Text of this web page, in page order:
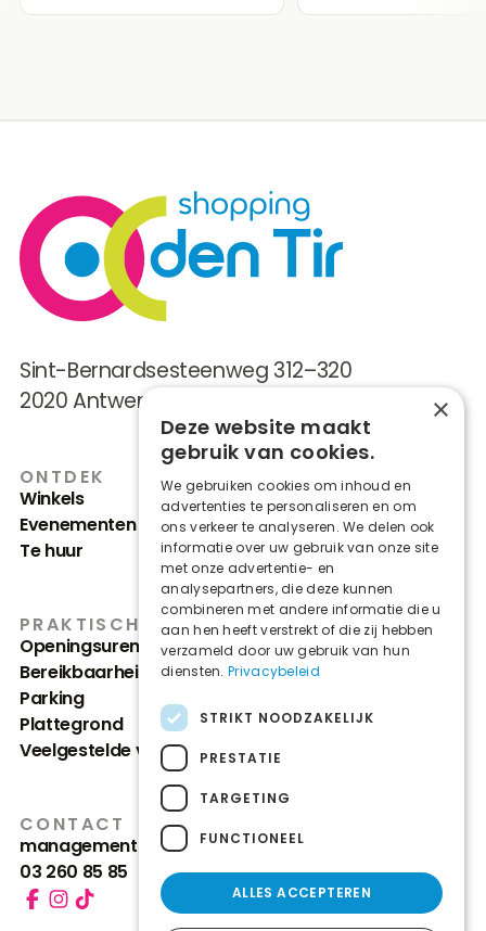
Sint-Bernardsesteenweg 312–320
2020 Antwerpen (Kiel)
ONTDEK
Winkels
Evenementen & nieuws
Te huur
PRAKTISCH
Openingsuren
Bereikbaarheid
Parking
Plattegrond
Veelgestelde vragen
CONTACT
management@dentirshopping.be
03 260 85 85
×
Deze website maakt
gebruik van cookies.
We gebruiken cookies om inhoud en
advertenties te personaliseren en om
ons verkeer te analyseren. We delen ook
informatie over uw gebruik van onze site
met onze advertentie- en
analysepartners, die deze kunnen
combineren met andere informatie die u
aan hen heeft verstrekt of die zij hebben
verzameld door uw gebruik van hun
diensten. Privacybeleid
STRIKT NOODZAKELIJK
PRESTATIE
TARGETING
FUNCTIONEEL
ALLES ACCEPTEREN